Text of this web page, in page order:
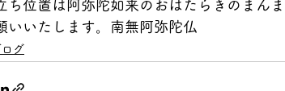
ち位置は阿弥陀如来のおはたらきのまん
いいたします。南無阿弥陀仏
グ